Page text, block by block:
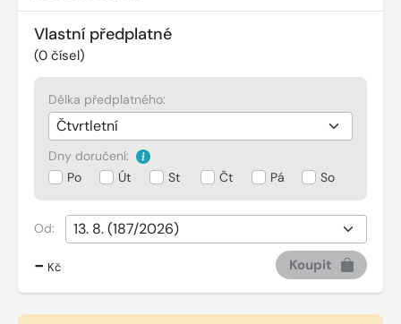
Vlastní předplatné
(0 čísel)
Délka předplatného:
Dny doručení:
Po
Út St Čt Pá So
Od:
- Kč Koupit